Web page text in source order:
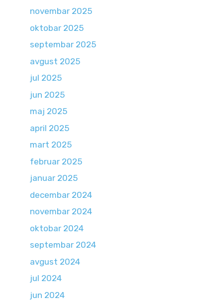
novembar 2025
oktobar 2025
septembar 2025
avgust 2025
jul 2025
jun 2025
maj 2025
april 2025
mart 2025
februar 2025
januar 2025
decembar 2024
novembar 2024
oktobar 2024
septembar 2024
avgust 2024
jul 2024
jun 2024